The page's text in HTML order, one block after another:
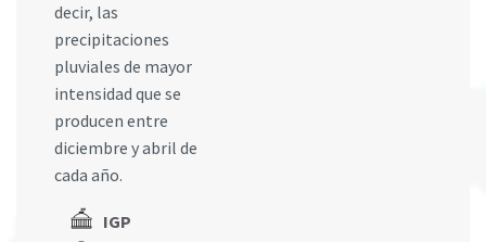
decir, las
precipitaciones
pluviales de mayor
intensidad que se
producen entre
diciembre y abril de
cada año.
IGP